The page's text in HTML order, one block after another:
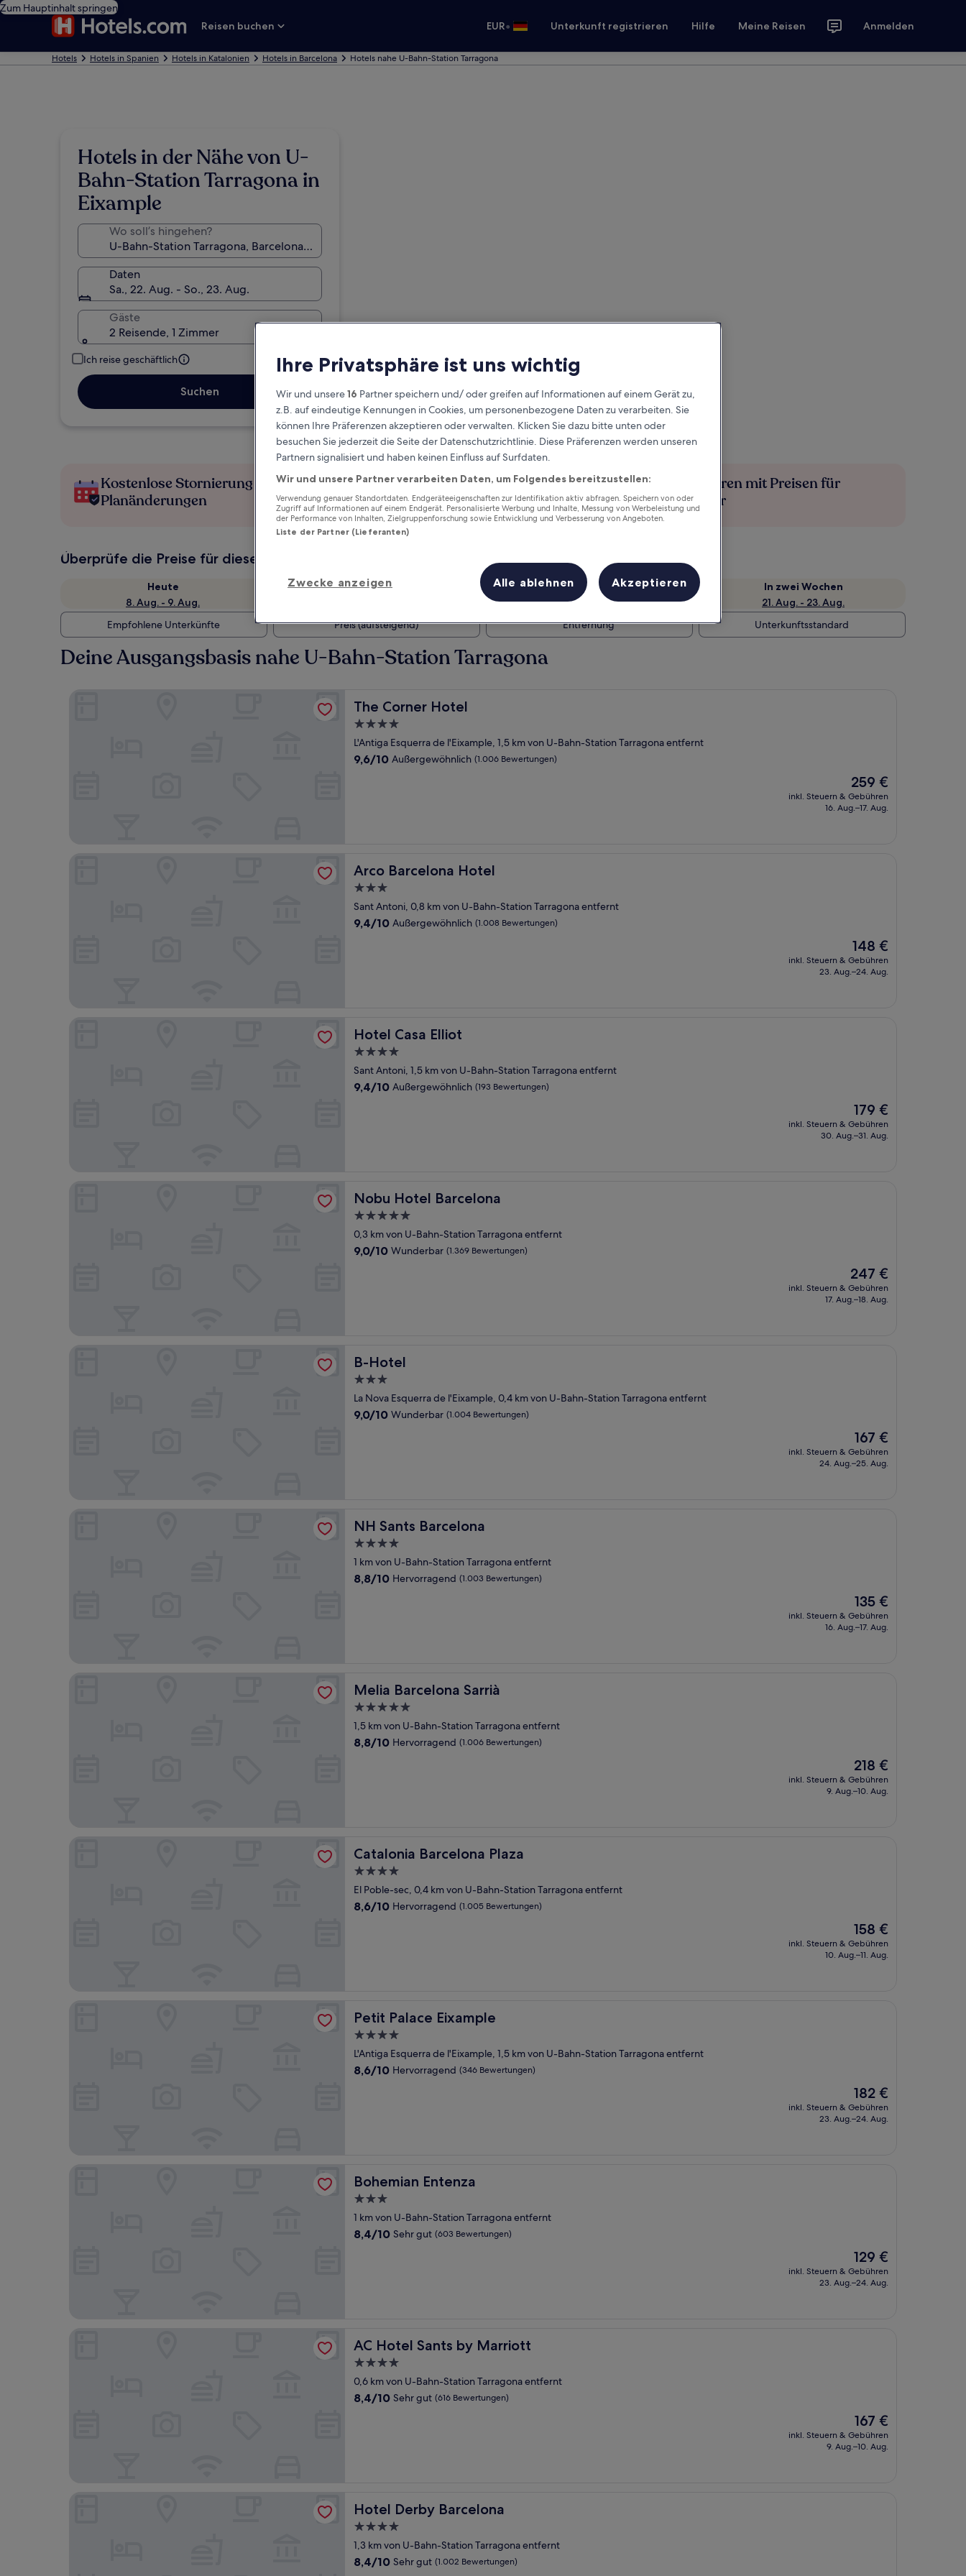
Zum Hauptinhalt springen
Reisen buchen
EUR• Unterkunft registrieren Hilfe Meine Reisen Anmelden
Hotels Hotels in Spanien Hotels in Katalonien Hotels in Barcelona Hotels nahe U-Bahn-Station Tarragona
Hotels in der Nähe von U-
Bahn-Station Tarragona in
Eixample
Wo soll’s hingehen?
Daten
Sa., 22. Aug. - So., 23. Aug.
Gäste
2 Reisende, 1 Zimmer
Ich reise geschäftlich
Suchen
Kostenlose Stornierung bei
Planänderungen
Verdiene Prämien für jede
wahrgenommene Übernachtung
Mehr sparen mit Preisen für
Mitglieder
Überprüfe die Preise für diese Daten
Heute
8. Aug. - 9. Aug.
Morgen
Nächstes Wochenende
14. Aug. - 16. Aug.
In zwei Wochen
21. Aug. - 23. Aug.
Empfohlene Unterkünfte
Preis (aufsteigend) Entfernung Unterkunftsstandard
Deine Ausgangsbasis nahe U-Bahn-Station Tarragona
The Corner Hotel
The Corner Hotel
4.0-
Sterne-
Unterkunft
L'Antiga Esquerra de l'Eixample, 1,5 km von U-Bahn-Station Tarragona entfernt
9.6
9,6/10 Außergewöhnlich (1.006 Bewertungen)
Der
Preis
beträgt
259 €
inkl. Steuern & Gebühren
16. Aug.–17. Aug.
Arco Barcelona Hotel
Arco Barcelona Hotel
3.0-
Sterne-
Unterkunft
Sant Antoni, 0,8 km von U-Bahn-Station Tarragona entfernt
9.4
9,4/10 Außergewöhnlich (1.008 Bewertungen)
Der
Preis
beträgt
148 €
inkl. Steuern & Gebühren
23. Aug.–24. Aug.
Hotel Casa Elliot
Hotel Casa Elliot
4.0-
Sterne-
Unterkunft
Sant Antoni, 1,5 km von U-Bahn-Station Tarragona entfernt
9.4
9,4/10 Außergewöhnlich (193 Bewertungen)
Der
Preis
beträgt
179 €
inkl. Steuern & Gebühren
30. Aug.–31. Aug.
Nobu Hotel Barcelona
Nobu Hotel Barcelona
5.0-
Sterne-
Unterkunft
0,3 km von U-Bahn-Station Tarragona entfernt
9.0
9,0/10 Wunderbar (1.369 Bewertungen)
Der
Preis
beträgt
247 €
inkl. Steuern & Gebühren
17. Aug.–18. Aug.
B-Hotel
B-Hotel
3.0-
Sterne-
Unterkunft
La Nova Esquerra de l'Eixample, 0,4 km von U-Bahn-Station Tarragona entfernt
9.0
9,0/10 Wunderbar (1.004 Bewertungen)
Der
Preis
beträgt
167 €
inkl. Steuern & Gebühren
24. Aug.–25. Aug.
NH Sants Barcelona
NH Sants Barcelona
4.0-
Sterne-
Unterkunft
1 km von U-Bahn-Station Tarragona entfernt
8.8
8,8/10 Hervorragend (1.003 Bewertungen)
Der
Preis
beträgt
135 €
inkl. Steuern & Gebühren
16. Aug.–17. Aug.
Melia Barcelona Sarrià
Melia Barcelona Sarrià
5.0-
Sterne-
Unterkunft
1,5 km von U-Bahn-Station Tarragona entfernt
8.8
8,8/10 Hervorragend (1.006 Bewertungen)
Der
Preis
beträgt
218 €
inkl. Steuern & Gebühren
9. Aug.–10. Aug.
Catalonia Barcelona Plaza
Catalonia Barcelona Plaza
4.0-
Sterne-
Unterkunft
El Poble-sec, 0,4 km von U-Bahn-Station Tarragona entfernt
8.6
8,6/10 Hervorragend (1.005 Bewertungen)
Der
Preis
beträgt
158 €
inkl. Steuern & Gebühren
10. Aug.–11. Aug.
Petit Palace Eixample
Petit Palace Eixample
4.0-
Sterne-
Unterkunft
L'Antiga Esquerra de l'Eixample, 1,5 km von U-Bahn-Station Tarragona entfernt
8.6
8,6/10 Hervorragend (346 Bewertungen)
Der
Preis
beträgt
182 €
inkl. Steuern & Gebühren
23. Aug.–24. Aug.
Bohemian Entenza
Bohemian Entenza
3.0-
Sterne-
Unterkunft
1 km von U-Bahn-Station Tarragona entfernt
8.4
8,4/10 Sehr gut (603 Bewertungen)
Der
Preis
beträgt
129 €
inkl. Steuern & Gebühren
23. Aug.–24. Aug.
AC Hotel Sants by Marriott
AC Hotel Sants by Marriott
4.0-
Sterne-
Unterkunft
0,6 km von U-Bahn-Station Tarragona entfernt
8.4
8,4/10 Sehr gut (616 Bewertungen)
Der
Preis
beträgt
167 €
inkl. Steuern & Gebühren
9. Aug.–10. Aug.
Hotel Derby Barcelona
Hotel Derby Barcelona
4.0-
Sterne-
Unterkunft
1,3 km von U-Bahn-Station Tarragona entfernt
8.4
8,4/10 Sehr gut (1.002 Bewertungen)
Ihre Privatsphäre ist uns wichtig
Wir und unsere16 Partner speichern und/ oder greifen auf Informationen auf einem Gerät zu,
z.B. auf eindeutige Kennungen in Cookies, um personenbezogene Daten zu verarbeiten. Sie
können Ihre Präferenzen akzeptieren oder verwalten. Klicken Sie dazu bitte unten oder
besuchen Sie jederzeit die Seite der Datenschutzrichtlinie. Diese Präferenzen werden unseren
Partnern signalisiert und haben keinen Einfluss auf Surfdaten.
Wir und unsere Partner verarbeiten Daten, um Folgendes bereitzustellen:
Verwendung genauer Standortdaten. Endgeräteeigenschaften zur Identifikation aktiv abfragen. Speichern von oder
Zugriff auf Informationen auf einem Endgerät. Personalisierte Werbung und Inhalte, Messung von Werbeleistung und
der Performance von Inhalten, Zielgruppenforschung sowie Entwicklung und Verbesserung von Angeboten.
Liste der Partner (Lieferanten)
Zwecke anzeigen Alle ablehnen Akzeptieren